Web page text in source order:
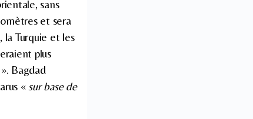
sans
et sera
Turquie et les
plus
Bagdad
«sur base de